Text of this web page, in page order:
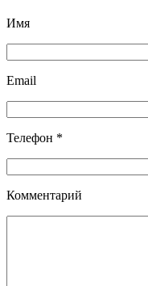
Имя
Email
Телефон *
Комментарий